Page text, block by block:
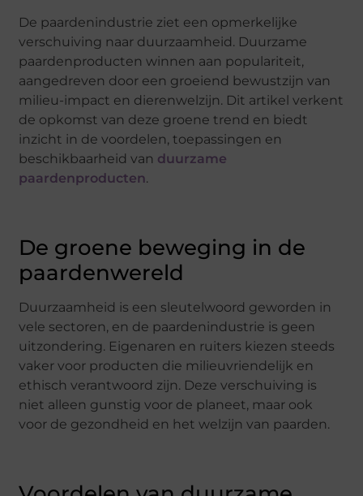
De paardenindustrie ziet een opmerkelijke
verschuiving naar duurzaamheid. Duurzame
paardenproducten winnen aan populariteit,
aangedreven door een groeiend bewustzijn van
milieu-impact en dierenwelzijn. Dit artikel verkent
de opkomst van deze groene trend en biedt
inzicht in de voordelen, toepassingen en
beschikbaarheid van duurzame
paardenproducten.
De groene beweging in de
paardenwereld
Duurzaamheid is een sleutelwoord geworden in
vele sectoren, en de paardenindustrie is geen
uitzondering. Eigenaren en ruiters kiezen steeds
vaker voor producten die milieuvriendelijk en
ethisch verantwoord zijn. Deze verschuiving is
niet alleen gunstig voor de planeet, maar ook
voor de gezondheid en het welzijn van paarden.